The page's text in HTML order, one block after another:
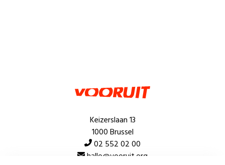
Keizerslaan 13
1000 Brussel
02 552 02 00
hallo@vooruit.org